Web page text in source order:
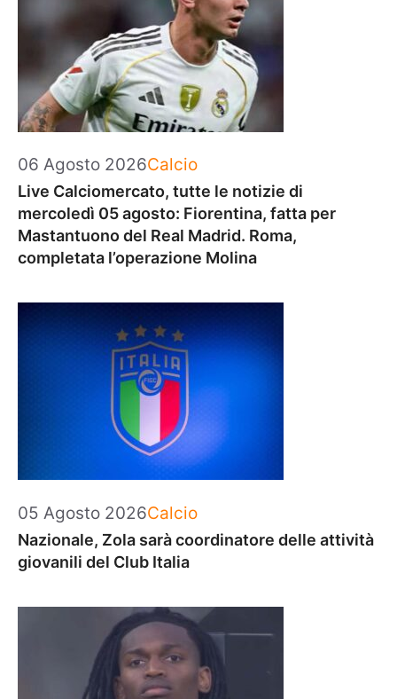
06 Agosto 2026Categorie
Calcio
Live Calciomercato, tutte le notizie di
mercoledì 05 agosto: Fiorentina, fatta per
Mastantuono del Real Madrid. Roma,
completata l’operazione Molina
05 Agosto 2026Categorie
Calcio
Nazionale, Zola sarà coordinatore delle attività
giovanili del Club Italia